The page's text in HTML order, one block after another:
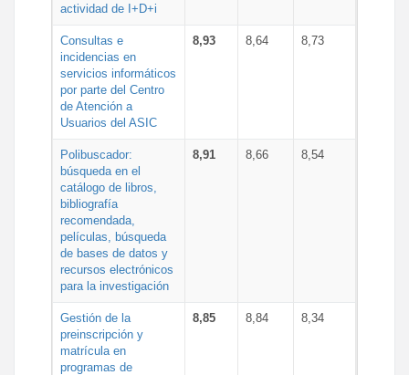
actividad de I+D+i
Consultas e
incidencias en
servicios informáticos
por parte del Centro
de Atención a
Usuarios del ASIC
8,93 8,64 8,73
Polibuscador:
búsqueda en el
catálogo de libros,
bibliografía
recomendada,
películas, búsqueda
de bases de datos y
recursos electrónicos
para la investigación
8,91 8,66 8,54
Gestión de la
preinscripción y
matrícula en
programas de
8,85 8,84 8,34